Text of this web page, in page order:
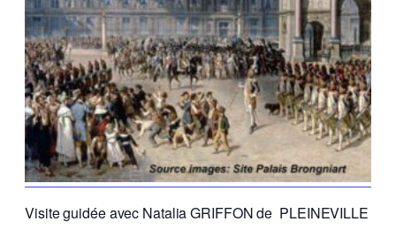
Visite guidée avec Natalia GRIFFON de PLEINEVILLE